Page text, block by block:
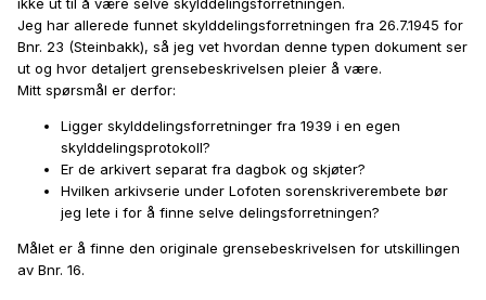
ikke ut til å være selve skylddelingsforretningen.
Jeg har allerede funnet skylddelingsforretningen fra 26.7.1945 for
Bnr. 23 (Steinbakk), så jeg vet hvordan denne typen dokument ser
ut og hvor detaljert grensebeskrivelsen pleier å være.
Mitt spørsmål er derfor:
Ligger skylddelingsforretninger fra 1939 i en egen
skylddelingsprotokoll?
Er de arkivert separat fra dagbok og skjøter?
Hvilken arkivserie under Lofoten sorenskriverembete bør
jeg lete i for å finne selve delingsforretningen?
Målet er å finne den originale grensebeskrivelsen for utskillingen
av Bnr. 16.